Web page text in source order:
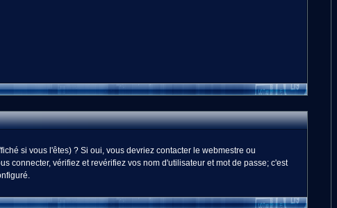
si vous l'êtes) ? Si oui, vous devriez contacter le webmestre ou
connecter, vérifiez et revérifiez vos nom d'utilisateur et mot de passe; c'est